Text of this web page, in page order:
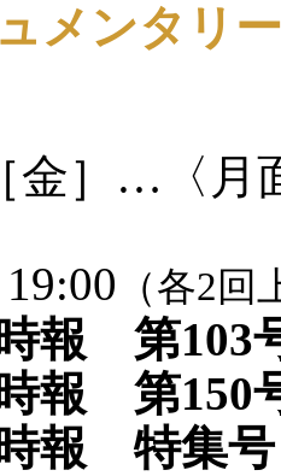
メンタリ
金］…〈月
（各2回
報 第103
報 第150
報 特集号